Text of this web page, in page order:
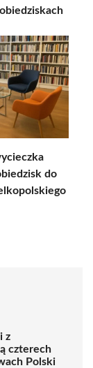
do
z
czterech
Polski